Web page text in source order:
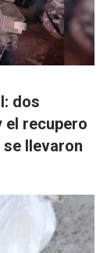
dos
el recupero
llevaron